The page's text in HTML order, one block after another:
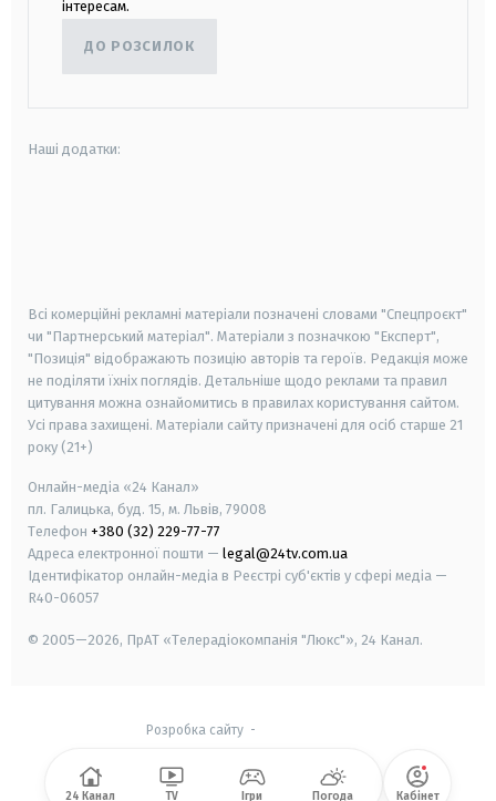
інтересам.
ДО РОЗСИЛОК
Наші додатки:
Всі комерційні рекламні матеріали позначені словами "Спецпроєкт"
чи "Партнерський матеріал". Матеріали з позначкою "Експерт",
"Позиція" відображають позицію авторів та героїв. Редакція може
не поділяти їхніх поглядів. Детальніше щодо реклами та правил
цитування можна ознайомитись в правилах користування сайтом.
Усі права захищені. Матеріали сайту призначені для осіб старше 21
року (21+)
Онлайн-медіа «24 Канал»
пл. Галицька, буд. 15, м. Львів, 79008
Телефон +380 (32) 229-77-77
Адреса електронної пошти — legal@24tv.com.ua
Ідентифікатор онлайн-медіа в Реєстрі суб'єктів у сфері медіа —
R40-06057
© 2005—2026, ПрАТ «Телерадіокомпанія "Люкс"», 24 Канал.
Розробка сайту-
24 Канал TV Ігри Погода Кабінет